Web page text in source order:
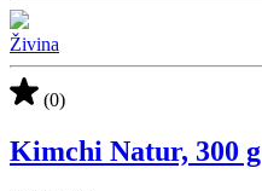
Živina
(0)
Kimchi Natur, 300 g